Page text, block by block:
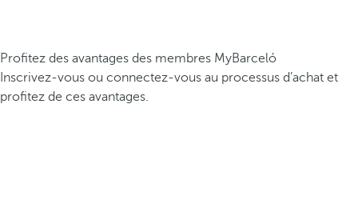
Profitez des avantages des membres MyBarceló
Inscrivez-vous ou connectez-vous au processus d’achat et
profitez de ces avantages.